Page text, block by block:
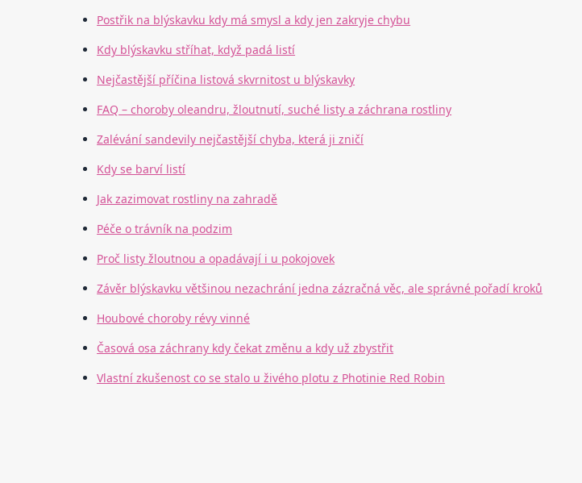
Postřik na blýskavku kdy má smysl a kdy jen zakryje chybu
Kdy blýskavku stříhat, když padá listí
Nejčastější příčina listová skvrnitost u blýskavky
FAQ – choroby oleandru, žloutnutí, suché listy a záchrana rostliny
Zalévání sandevily nejčastější chyba, která ji zničí
Kdy se barví listí
Jak zazimovat rostliny na zahradě
Péče o trávník na podzim
Proč listy žloutnou a opadávají i u pokojovek
Závěr blýskavku většinou nezachrání jedna zázračná věc, ale správné pořadí kroků
Houbové choroby révy vinné
Časová osa záchrany kdy čekat změnu a kdy už zbystřit
Vlastní zkušenost co se stalo u živého plotu z Photinie Red Robin